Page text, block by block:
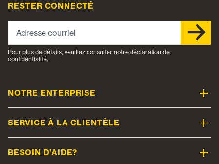
RESTER CONNECTÉ
Adresse courriel
Pour plus de détails, veuillez consulter notre déclaration de
confidentialité.
NOTRE ENTERPRISE
SERVICE À LA CLIENTÈLE
BESOIN D'AIDE?